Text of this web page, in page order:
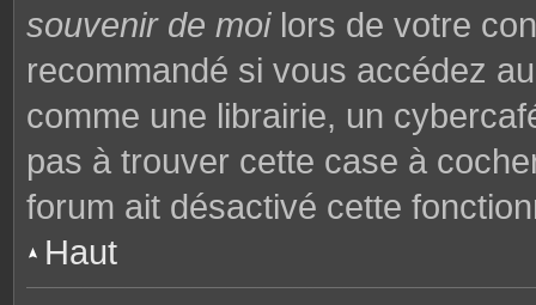
souvenir de moilors de votre
recommandé si vous accédez
comme une librairie, un
pas à trouver cette case à
forum ait désactivé cette
Haut